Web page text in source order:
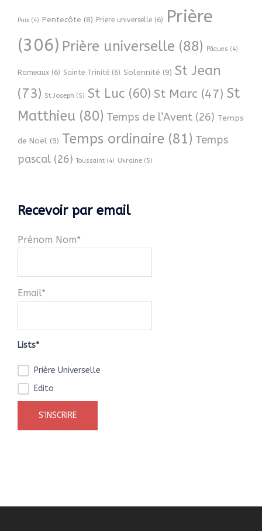
Paix (4) Pentecôte (8) Priere universelle (6)
Prière
(306) Prière universelle (88) Pâques (4)
Rameaux (6) Sainte Trinité (6) Solennité (9) St Jean
(73) St Joseph (5) St Luc (60) St Marc (47) St
Matthieu (80) Temps de l’Avent (26) Temps
de Noël (9) Temps ordinaire (81) Temps
pascal (26) Toussaint (4) Ukraine (5)
Recevoir par email
Prénom Nom*
Email*
Lists*
Prière Universelle
Edito